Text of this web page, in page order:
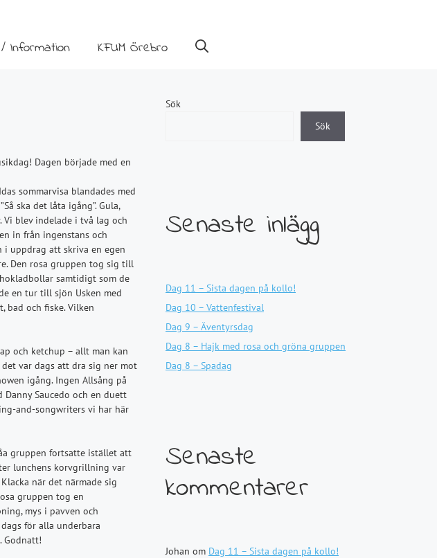
Information KFUM Örebro
Dagen började med en
sommarvisa blandades med
ska det låta igång”. Gula,
Vi blev indelade i två lag och
in från ingenstans och
i uppdrag att skriva en egen
Den rosa gruppen tog sig till
samtidigt som de
en tur till sjön Usken med
bad och fiske. Vilken
och ketchup – allt man kan
var dags att dra sig ner mot
igång. Ingen Allsång på
Danny Saucedo och en duett
and-songwriters vi har här
gruppen fortsatte istället att
lunchens korvgrillning var
när det närmade sig
gruppen tog en
mys i pavven och
för alla underbara
Godnatt!
Sök
Sök
Senaste inlägg
Dag 11 – Sista dagen på kollo!
Dag 10 – Vattenfestival
Dag 9 – Äventyrsdag
Dag 8 – Hajk med rosa och gröna gruppen
Dag 8 – Spadag
Senaste
kommentarer
Johan om Dag 11 – Sista dagen på kollo!